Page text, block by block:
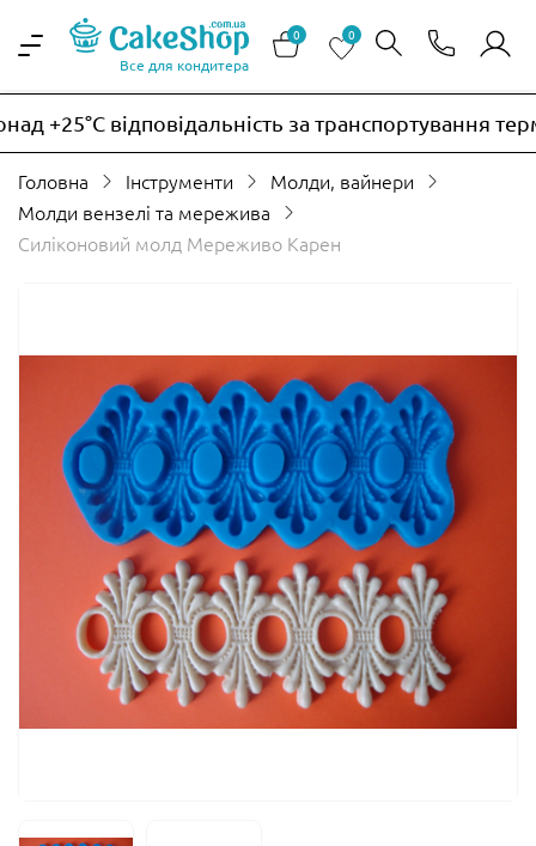
Все для кондитера
0 0
+25°C відповідальність за транспортування
Головна Інструменти
Молди, вайнери
Молди вензелі та мережива
Силіконовий молд Мереживо Карен